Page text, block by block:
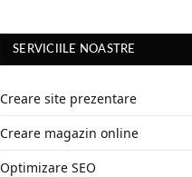
SERVICIILE NOASTRE
Creare site prezentare
Creare magazin online
Optimizare SEO